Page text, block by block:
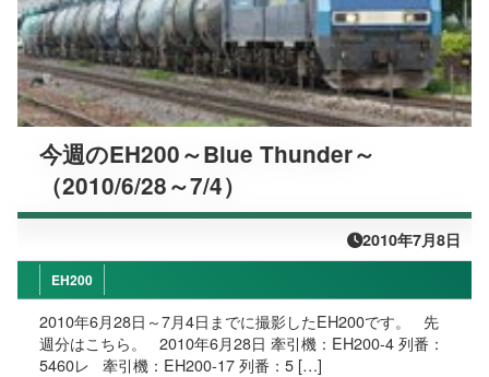
今週のEH200～Blue Thunder～
（2010/6/28～7/4）
2010年7月8日
EH200
2010年6月28日～7月4日までに撮影したEH200です。 先
週分はこちら。 2010年6月28日 牽引機：EH200-4 列番：
5460レ 牽引機：EH200-17 列番：5 […]